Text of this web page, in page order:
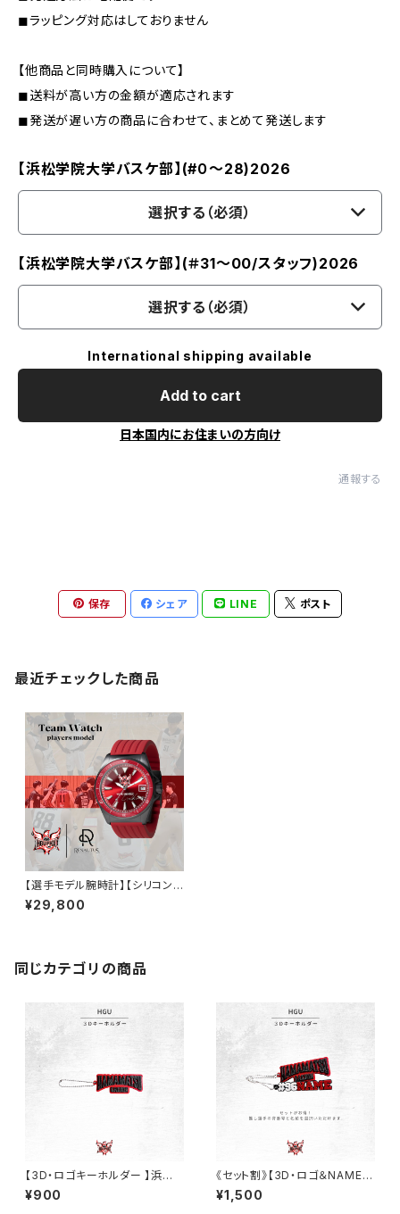
◼︎ラッピング対応はしておりません
【他商品と同時購入について】
◼︎送料が高い方の金額が適応されます
◼︎発送が遅い方の商品に合わせて、まとめて発送します
【浜松学院大学バスケ部】(#０～28)2026
選択する（必須）
【浜松学院大学バスケ部】(＃31～00/スタッフ)2026
選択する（必須）
International shipping available
Add to cart
日本国内にお住まいの方向け
通報する
保存 シェア LINE ポスト
最近チェックした商品
【選手モデル腕時計】【シリコンバ
ンド/レッド】浜松学院大学バス
ケ部
¥29,800
同じカテゴリの商品
【3D・ロゴキーホルダー 】浜松
学院大学バスケ部
¥900
《セット割》【3D・ロゴ＆NAMEキ
ーホルダー 】浜松学院大学バス
ケ部
¥1,500